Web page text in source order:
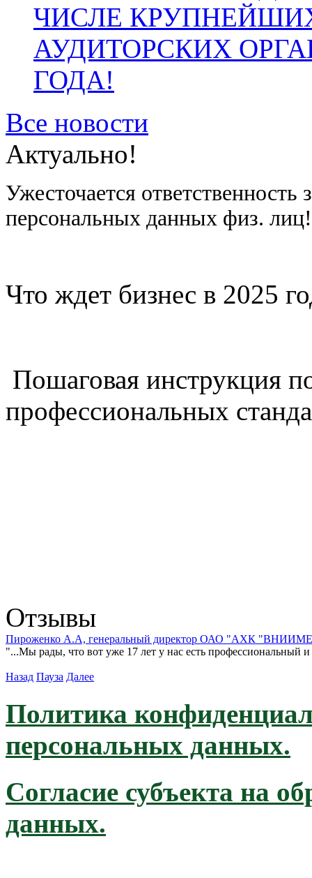
ЧИСЛЕ
АУДИТОРСКИХ
ГОДА!
Все новости
Актуально!
Ужесточается
персональных данных физ.
Что ждет бизнес в 2025
Пошаговая инструкция
профессиональных
Отзывы
Пироженко А.А, генеральный директор ОАО "АХК
"...Мы рады, что вот уже 17 лет у нас есть
Назад Пауза Далее
Политика
персональных данных.
Согласие субъекта на
данных.